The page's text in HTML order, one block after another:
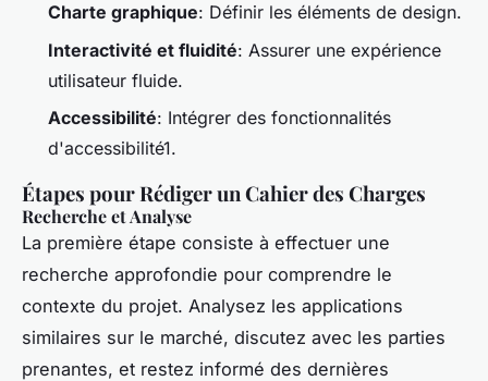
Charte graphique: Définir les éléments de design.
Interactivité et fluidité: Assurer une expérience
utilisateur fluide.
Accessibilité: Intégrer des fonctionnalités
d'accessibilité1.
Étapes pour Rédiger un Cahier des Charges
Recherche et Analyse
La première étape consiste à effectuer une
recherche approfondie pour comprendre le
contexte du projet. Analysez les applications
similaires sur le marché, discutez avec les parties
prenantes, et restez informé des dernières